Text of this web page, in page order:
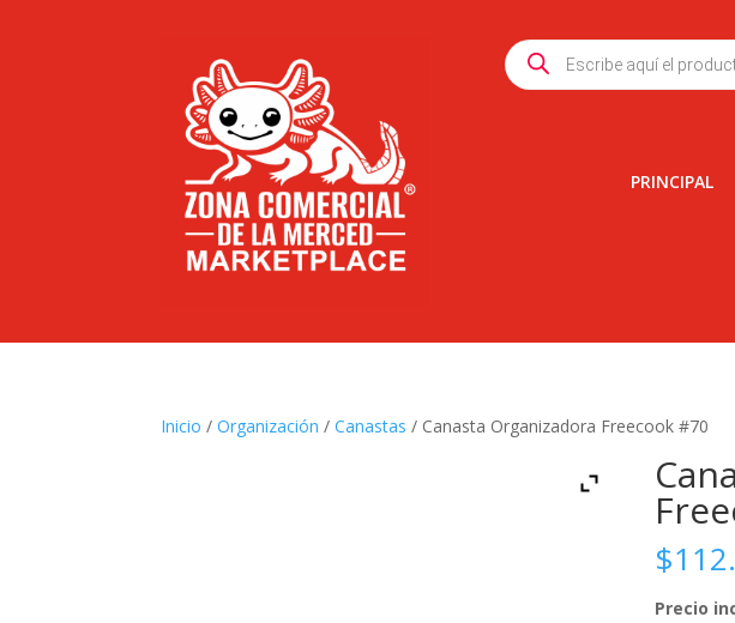
Products
search
PRINCIPAL
Inicio /Organización /Canastas / Canasta Organizadora Freecook #70
$
Precio